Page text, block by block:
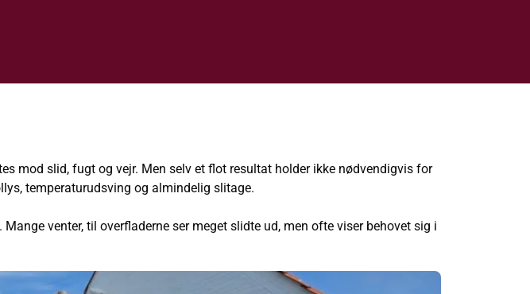
mod slid, fugt og vejr. Men selv et flot resultat holder ikke nødvendigvis for
temperaturudsving og almindelig slitage.
venter, til overfladerne ser meget slidte ud, men ofte viser behovet sig i